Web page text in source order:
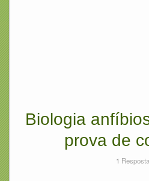
Biologia
prova de
1